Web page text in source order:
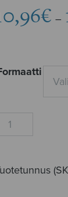
€ –
Jumala